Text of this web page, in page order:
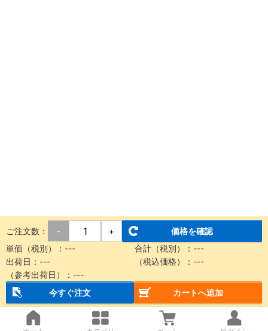
ご注文数： - +
価格を確認
単価（税別）： --- 合計（税別）： ---
出荷日： --- （税込価格）： ---
（参考出荷日）： ---
今すぐ注文
カートへ追加